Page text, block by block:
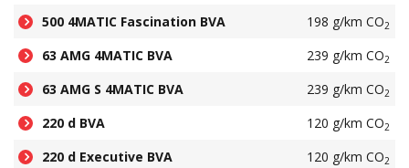
500 4MATIC Fascination BVA 198 g/km CO2
63 AMG 4MATIC BVA 239 g/km CO2
63 AMG S 4MATIC BVA 239 g/km CO2
220 d BVA 120 g/km CO2
220 d Executive BVA 120 g/km CO2